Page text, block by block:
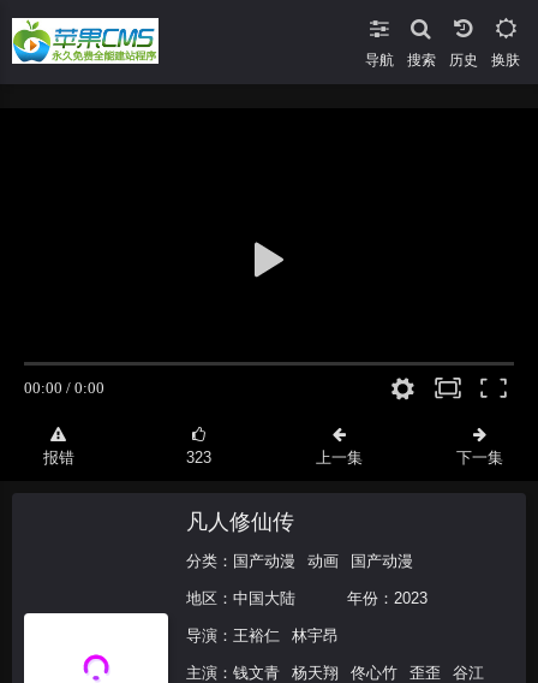
导航 搜索 换肤
报错 323 上一集 下一集
凡人修仙传
分类： 国产动漫 动画 国产动漫
地区： 中国大陆 年份： 2023
导演： 王裕仁 林宇昂
主演： 钱文青 杨天翔 佟心竹 歪歪
谷江